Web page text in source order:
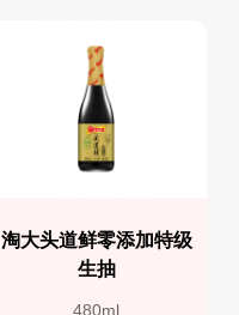
淘大头道鲜零添加特级
生抽
480ml